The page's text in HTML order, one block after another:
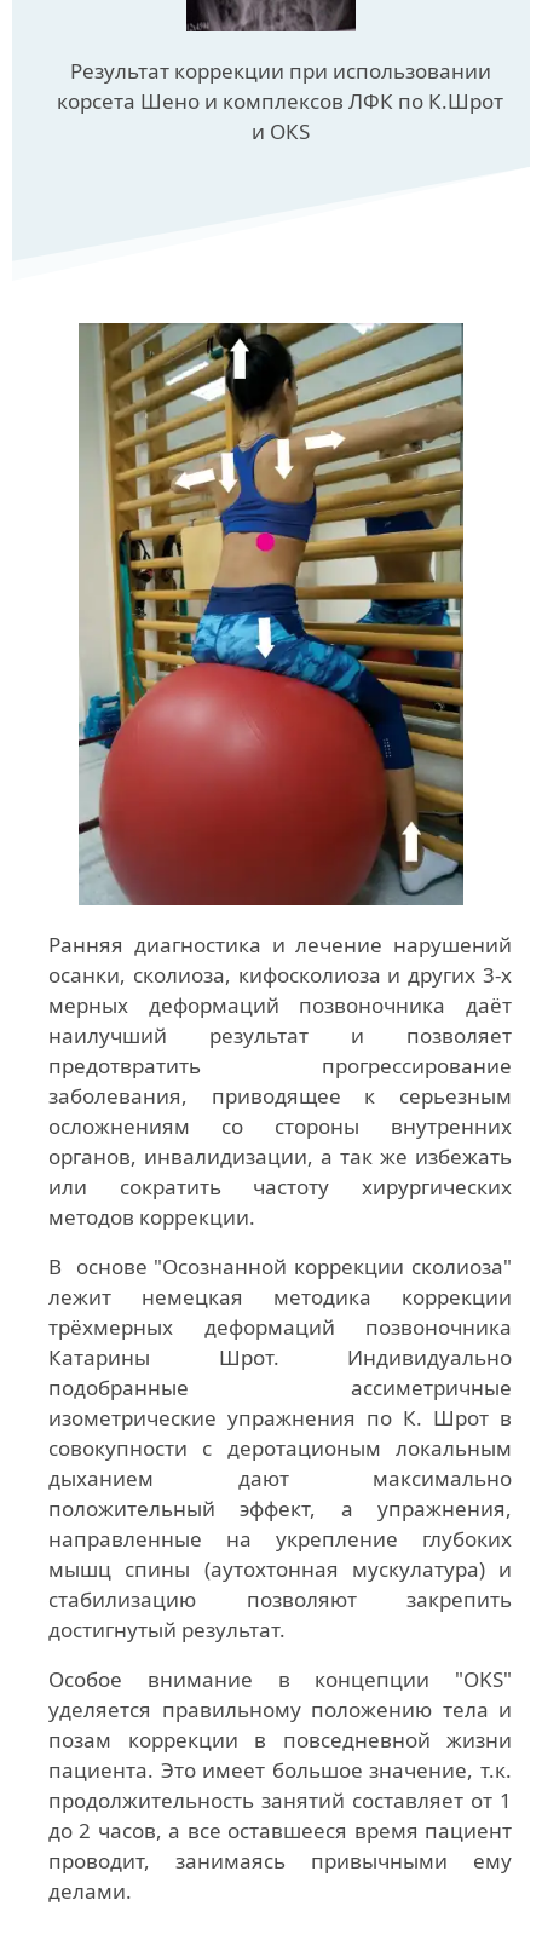
Результат коррекции при использовании
корсета Шено и комплексов ЛФК по К.Шрот
и ОКS
Ранняя диагностика и лечение нарушений
осанки, сколиоза, кифосколиоза и других 3-х
мерных деформаций позвоночника даёт
наилучший результат и позволяет
предотвратить прогрессирование
заболевания, приводящее к серьезным
осложнениям со стороны внутренних
органов, инвалидизации, а так же избежать
или сократить частоту хирургических
методов коррекции.
В основе "Осознанной коррекции сколиоза"
лежит немецкая методика коррекции
трёхмерных деформаций позвоночника
Катарины Шрот. Индивидуально
подобранные ассиметричные
изометрические упражнения по К. Шрот в
совокупности с деротационым локальным
дыханием дают максимально
положительный эффект, а упражнения,
направленные на укрепление глубоких
мышц спины (аутохтонная мускулатура) и
стабилизацию позволяют закрепить
достигнутый результат.
Особое внимание в концепции "OKS"
уделяется правильному положению тела и
позам коррекции в повседневной жизни
пациента. Это имеет большое значение, т.к.
продолжительность занятий составляет от 1
до 2 часов, а все оставшееся время пациент
проводит, занимаясь привычными ему
делами.